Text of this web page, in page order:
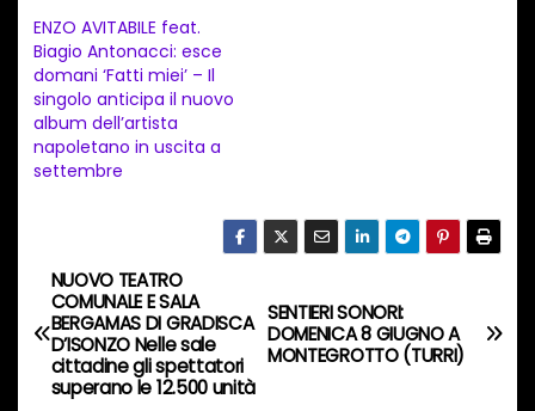
o
i
n
c
o
…
ENZO AVITABILE feat.
Biagio Antonacci: esce
domani ‘Fatti miei’ – Il
singolo anticipa il nuovo
album dell’artista
napoletano in uscita a
settembre
N
a
v
SENTIERI SONORI:
DOMENICA 8 GIUGNO A
MONTEGROTTO (TURRI)
NUOVO TEATRO
COMUNALE E SALA
BERGAMAS DI GRADISCA
D’ISONZO Nelle sale
cittadine gli spettatori
superano le 12.500 unità